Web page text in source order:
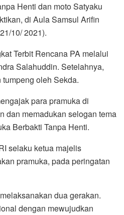
Henti dan moto Satyaku
di Aula Samsul Arifin
10/ 2021).
Terbit Rencana PA melalui
Salahuddin. Setelahnya,
oleh Sekda.
para pramuka di
dan memadukan selogan tema
Berbakti Tanpa Henti.
selaku ketua majelis
pramuka, pada peringatan
dua gerakan.
dengan mewujudkan